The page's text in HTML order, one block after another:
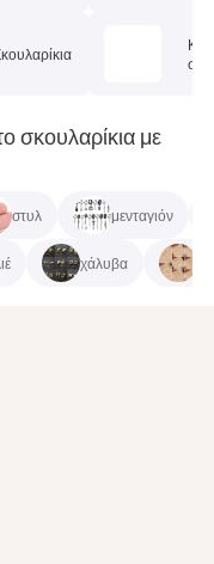
σκουλαρίκια με
στυλ μενταγιόν
χάλυβα